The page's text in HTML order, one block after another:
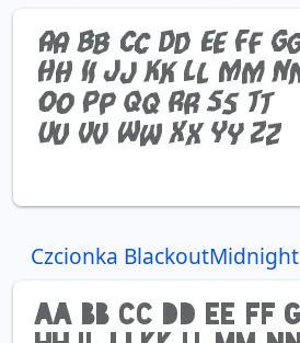
Czcionka BlackoutMidnight